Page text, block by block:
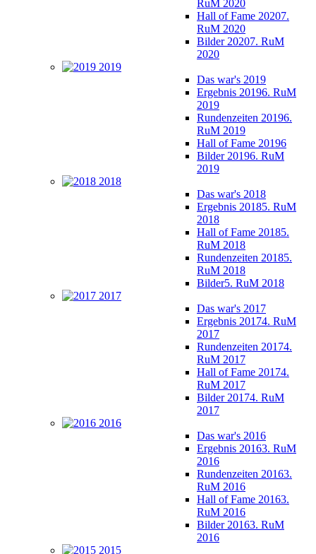
RuM 2020
Hall of Fame 20207.
RuM 2020
Bilder 20207. RuM
2020
2019
Das war's 2019
Ergebnis 20196. RuM
2019
Rundenzeiten 20196.
RuM 2019
Hall of Fame 20196
Bilder 20196. RuM
2019
2018
Das war's 2018
Ergebnis 20185. RuM
2018
Hall of Fame 20185.
RuM 2018
Rundenzeiten 20185.
RuM 2018
Bilder5. RuM 2018
2017
Das war's 2017
Ergebnis 20174. RuM
2017
Rundenzeiten 20174.
RuM 2017
Hall of Fame 20174.
RuM 2017
Bilder 20174. RuM
2017
2016
Das war's 2016
Ergebnis 20163. RuM
2016
Rundenzeiten 20163.
RuM 2016
Hall of Fame 20163.
RuM 2016
Bilder 20163. RuM
2016
2015